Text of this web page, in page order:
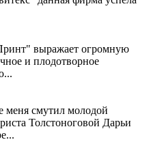
выражает огромную
и плодотворное
меня смутил молодой
Толстоноговой Дарьи